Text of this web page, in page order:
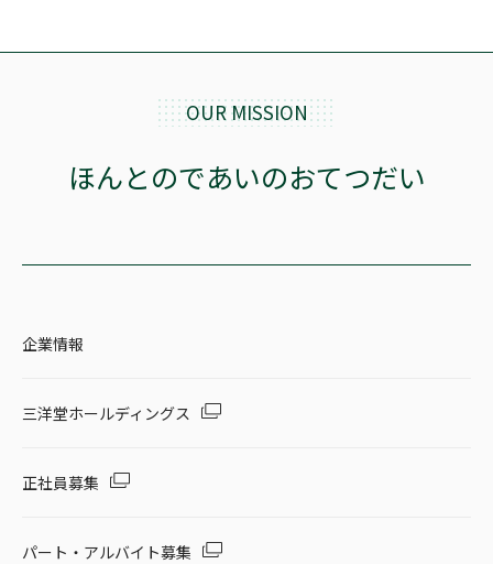
OUR MISSION
ほんとのであいのおてつだい
企業情報
三洋堂ホールディングス
正社員募集
パート・アルバイト募集